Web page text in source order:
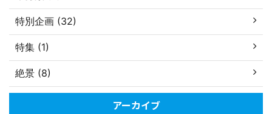
特別企画 (32)
特集 (1)
絶景 (8)
アーカイブ